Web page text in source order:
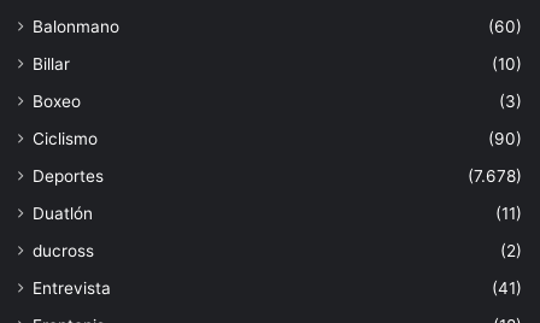
Balonmano
(60)
Billar
(10)
Boxeo
(3)
Ciclismo
(90)
Deportes
(7.678)
Duatlón
(11)
ducross
(2)
Entrevista
(41)